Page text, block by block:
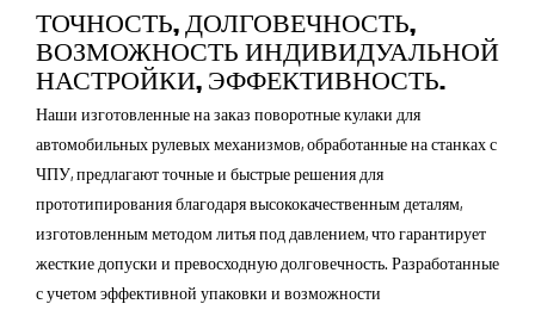
ТОЧНОСТЬ, ДОЛГОВЕЧНОСТЬ,
ВОЗМОЖНОСТЬ ИНДИВИДУАЛЬНОЙ
НАСТРОЙКИ, ЭФФЕКТИВНОСТЬ.
Наши изготовленные на заказ поворотные кулаки для
автомобильных рулевых механизмов, обработанные на станках с
ЧПУ, предлагают точные и быстрые решения для
прототипирования благодаря высококачественным деталям,
изготовленным методом литья под давлением, что гарантирует
жесткие допуски и превосходную долговечность. Разработанные
с учетом эффективной упаковки и возможности